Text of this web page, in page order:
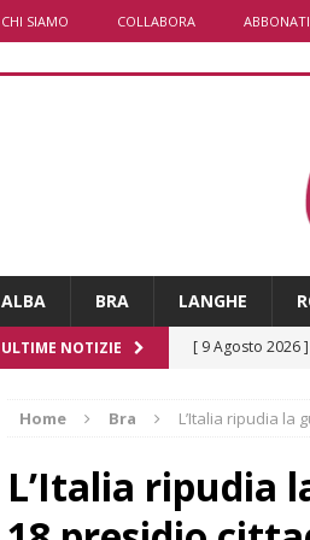
CHI SIAMO COLLABORA ABBONATI
ALBA BRA LANGHE
ULTIME NOTIZIE [ 9 Agosto 2026 ]
rotonda al Gallo
[ 8 Agosto 2026 ]
Home Bra L’Italia ripudia la
L’Italia ripudia